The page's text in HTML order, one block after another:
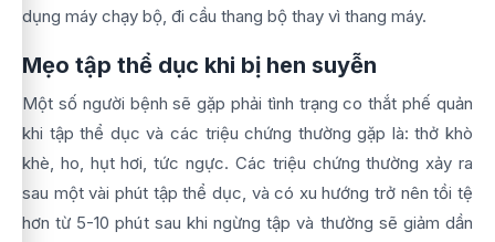
dụng máy chạy bộ, đi cầu thang bộ thay vì thang máy.
Mẹo tập thể dục khi bị hen suyễn
Một số người bệnh sẽ gặp phải tình trạng co thắt phế quản
khi tập thể dục và các triệu chứng thường gặp là: thở khò
khè, ho, hụt hơi, tức ngực. Các triệu chứng thường xảy ra
sau một vài phút tập thể dục, và có xu hướng trở nên tồi tệ
hơn từ 5-10 phút sau khi ngừng tập và thường sẽ giảm dần